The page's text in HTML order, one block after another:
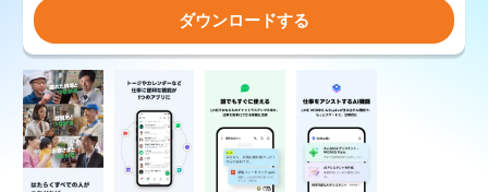
ダウンロードする